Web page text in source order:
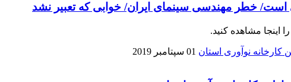
است/ خطر مهندسی سینمای ایران/ خوابی که تعبیر نشد
مشاهده کنید.
01 سپتامبر 2019